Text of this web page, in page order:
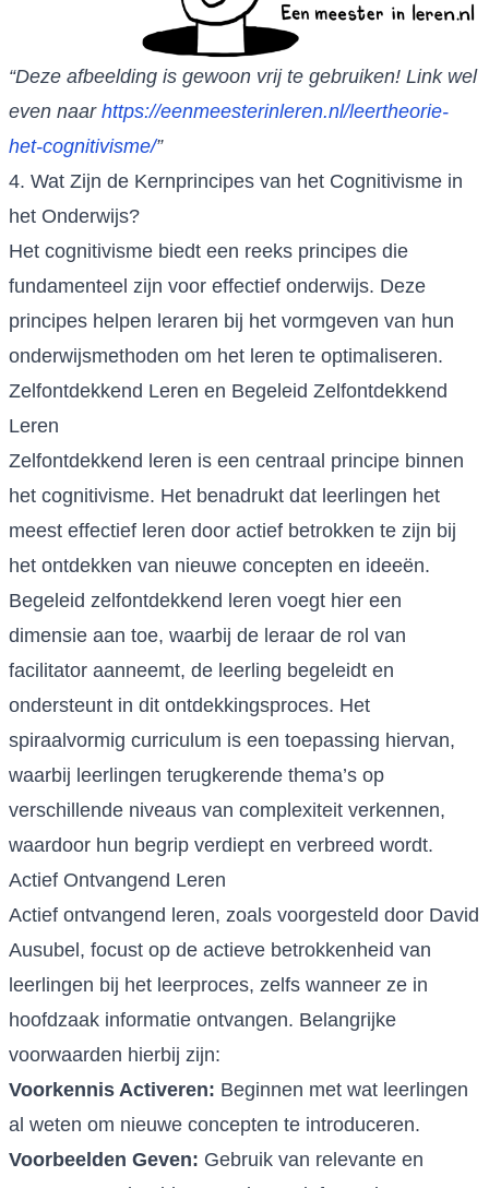
“Deze afbeelding is gewoon vrij te gebruiken! Link wel
even naar https://eenmeesterinleren.nl/leertheorie-
het-cognitivisme/”
4. Wat Zijn de Kernprincipes van het Cognitivisme in
het Onderwijs?
Het cognitivisme biedt een reeks principes die
fundamenteel zijn voor effectief onderwijs. Deze
principes helpen leraren bij het vormgeven van hun
onderwijsmethoden om het leren te optimaliseren.
Zelfontdekkend Leren en Begeleid Zelfontdekkend
Leren
Zelfontdekkend leren is een centraal principe binnen
het cognitivisme. Het benadrukt dat leerlingen het
meest effectief leren door actief betrokken te zijn bij
het ontdekken van nieuwe concepten en ideeën.
Begeleid zelfontdekkend leren voegt hier een
dimensie aan toe, waarbij de leraar de rol van
facilitator aanneemt, de leerling begeleidt en
ondersteunt in dit ontdekkingsproces. Het
spiraalvormig curriculum is een toepassing hiervan,
waarbij leerlingen terugkerende thema’s op
verschillende niveaus van complexiteit verkennen,
waardoor hun begrip verdiept en verbreed wordt.
Actief Ontvangend Leren
Actief ontvangend leren, zoals voorgesteld door David
Ausubel, focust op de actieve betrokkenheid van
leerlingen bij het leerproces, zelfs wanneer ze in
hoofdzaak informatie ontvangen. Belangrijke
voorwaarden hierbij zijn:
Voorkennis Activeren: Beginnen met wat leerlingen
al weten om nieuwe concepten te introduceren.
Voorbeelden Geven: Gebruik van relevante en